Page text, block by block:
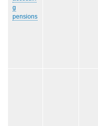
g
pensions